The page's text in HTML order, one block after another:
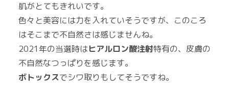
肌がとてもきれいです。
色々と美容には力を入れていそうですが、このころ
はそこまで不自然さは感じませんね。
2021年の当選時はヒアルロン酸注射特有の、皮膚の
不自然なつっぱりを感じます。
ボトックスでシワ取りもしてそうですね。